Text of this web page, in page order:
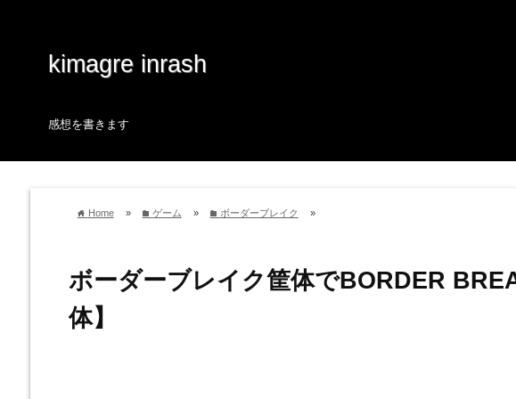
kimagre inrash
感想を書きます
home Home » folder ゲーム » folder ボーダーブレイク »
ボーダーブレイク筐体でBORDER
体】